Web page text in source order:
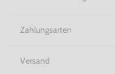
Luft durchzieht und
sowie auch das
Ereignisse eines
Zahlungsarten
Versand